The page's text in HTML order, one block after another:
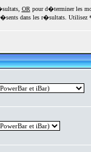
OR pour d�terminer les
dans les r�sultats. Utilisez